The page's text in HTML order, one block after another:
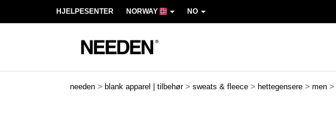
HJELPESENTER NORWAY NO
needen > blank apparel | tilbehør > sweats & fleece > hettegensere > men >